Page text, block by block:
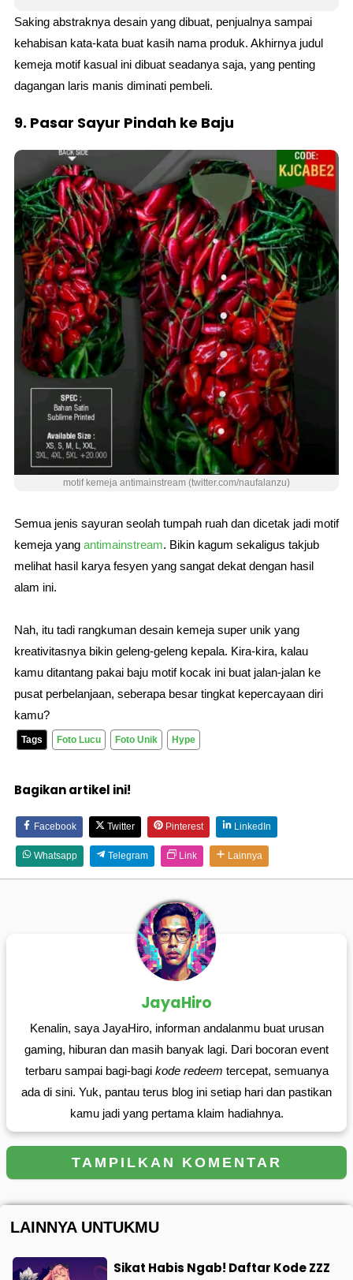
Saking abstraknya desain yang dibuat, penjualnya sampai
kehabisan kata-kata buat kasih nama produk. Akhirnya judul
kemeja motif kasual ini dibuat seadanya saja, yang penting
dagangan laris manis diminati pembeli.
9. Pasar Sayur Pindah ke Baju
motif kemeja antimainstream (twitter.com/naufalanzu)
Semua jenis sayuran seolah tumpah ruah dan dicetak jadi motif
kemeja yang antimainstream. Bikin kagum sekaligus takjub
melihat hasil karya fesyen yang sangat dekat dengan hasil
alam ini.
Nah, itu tadi rangkuman desain kemeja super unik yang
kreativitasnya bikin geleng-geleng kepala. Kira-kira, kalau
kamu ditantang pakai baju motif kocak ini buat jalan-jalan ke
pusat perbelanjaan, seberapa besar tingkat kepercayaan diri
kamu?
Tags Foto Lucu Foto Unik Hype
Bagikan artikel ini!
Facebook Twitter Pinterest LinkedIn
Whatsapp Telegram Link Lainnya
JayaHiro
Kenalin, saya JayaHiro, informan andalanmu buat urusan
gaming, hiburan dan masih banyak lagi. Dari bocoran event
terbaru sampai bagi-bagi kode redeem tercepat, semuanya
ada di sini. Yuk, pantau terus blog ini setiap hari dan pastikan
kamu jadi yang pertama klaim hadiahnya.
TAMPILKAN KOMENTAR
LAINNYA UNTUKMU
Sikat Habis Ngab! Daftar Kode ZZZ